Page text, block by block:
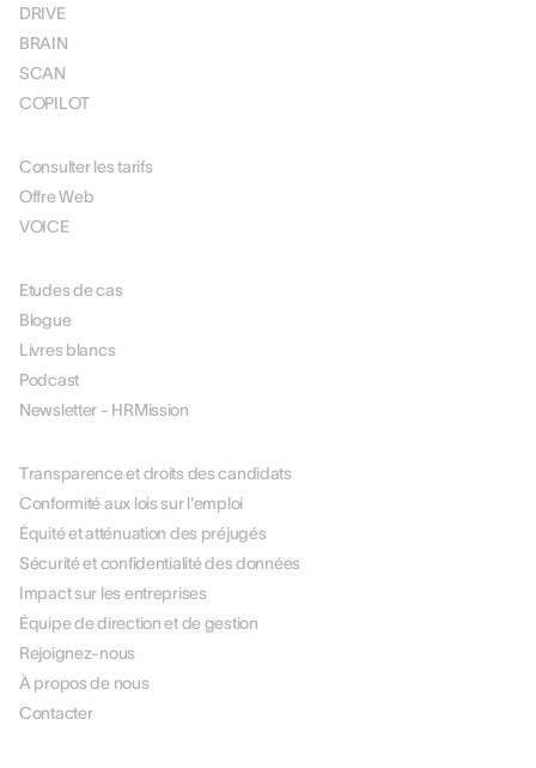
DRIVE
BRAIN
SCAN
COPILOT
Consulter les tarifs
Offre Web
VOICE
Etudes de cas
Blogue
Livres blancs
Podcast
Newsletter - HRMission
Transparence et droits des candidats
Conformité aux lois sur l'emploi
Équité et atténuation des préjugés
Sécurité et confidentialité des données
Impact sur les entreprises
Équipe de direction et de gestion
Rejoignez-nous
À propos de nous
Contacter